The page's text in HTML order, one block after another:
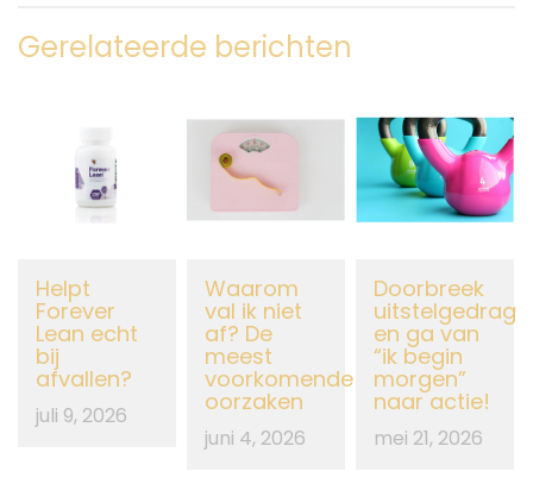
Gerelateerde berichten
Helpt
Forever
Lean echt
bij
afvallen?
juli 9, 2026
Waarom
val ik niet
af? De
meest
voorkomende
oorzaken
juni 4, 2026
Doorbreek
uitstelgedrag
en ga van
“ik begin
morgen”
naar actie!
mei 21, 2026